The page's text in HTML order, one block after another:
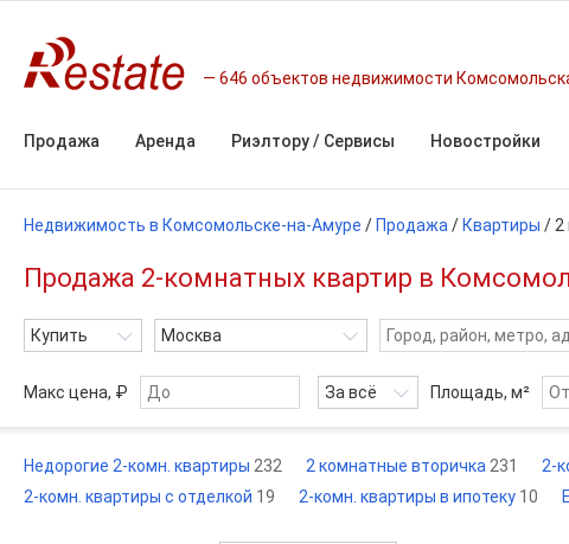
646 объектов недвижимости
Продажа Аренда Риэлтору / Сервисы Новостройки
Недвижимость в Комсомольске-на-Амуре / Продажа / Квартиры / 2
Продажа 2-комнатных квартир в
Купить Москва
Макс цена, ₽ За всё Площадь, м²
Недорогие 2-комн. квартиры 232 2 комнатные вторичка 231 2-
2-комн. квартиры с отделкой 19 2-комн. квартиры в ипотеку 10